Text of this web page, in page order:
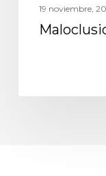
19 noviembre,